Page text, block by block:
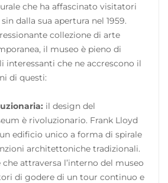
che ha affascinato visitatori
dalla sua apertura nel 1959.
collezione di arte
il museo è pieno di
interessanti che ne accrescono il
di questi:
il design del
è rivoluzionario. Frank Lloyd
edificio unico a forma di spirale
architettoniche tradizionali.
che attraversa l’interno del museo
di godere di un tour continuo e